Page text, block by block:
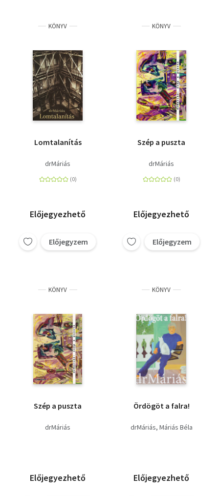
KÖNYV
Lomtalanítás
drMáriás
Előjegyezhető
Előjegyzem
KÖNYV
Szép a puszta
drMáriás
Előjegyezhető
Előjegyzem
KÖNYV
Szép a puszta
drMáriás
Előjegyezhető
KÖNYV
Ördögöt a falra!
drMáriás Máriás Béla
Előjegyezhető